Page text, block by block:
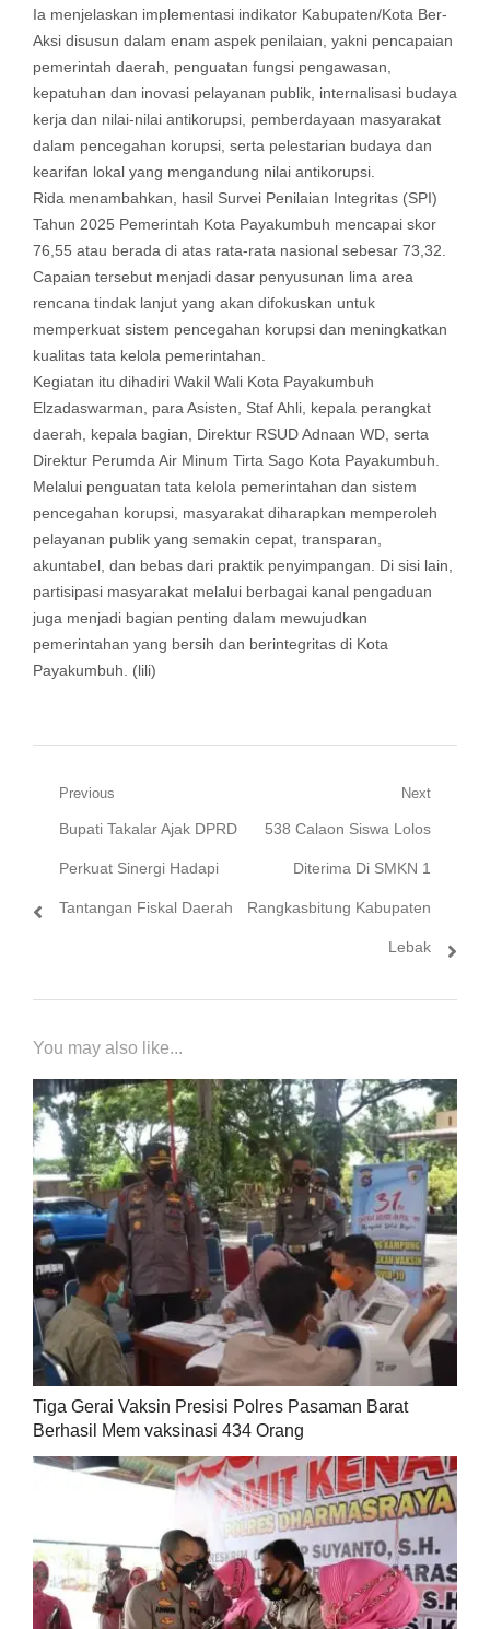
Ia menjelaskan implementasi indikator Kabupaten/Kota Ber-
Aksi disusun dalam enam aspek penilaian, yakni pencapaian
pemerintah daerah, penguatan fungsi pengawasan,
kepatuhan dan inovasi pelayanan publik, internalisasi budaya
kerja dan nilai-nilai antikorupsi, pemberdayaan masyarakat
dalam pencegahan korupsi, serta pelestarian budaya dan
kearifan lokal yang mengandung nilai antikorupsi.
Rida menambahkan, hasil Survei Penilaian Integritas (SPI)
Tahun 2025 Pemerintah Kota Payakumbuh mencapai skor
76,55 atau berada di atas rata-rata nasional sebesar 73,32.
Capaian tersebut menjadi dasar penyusunan lima area
rencana tindak lanjut yang akan difokuskan untuk
memperkuat sistem pencegahan korupsi dan meningkatkan
kualitas tata kelola pemerintahan.
Kegiatan itu dihadiri Wakil Wali Kota Payakumbuh
Elzadaswarman, para Asisten, Staf Ahli, kepala perangkat
daerah, kepala bagian, Direktur RSUD Adnaan WD, serta
Direktur Perumda Air Minum Tirta Sago Kota Payakumbuh.
Melalui penguatan tata kelola pemerintahan dan sistem
pencegahan korupsi, masyarakat diharapkan memperoleh
pelayanan publik yang semakin cepat, transparan,
akuntabel, dan bebas dari praktik penyimpangan. Di sisi lain,
partisipasi masyarakat melalui berbagai kanal pengaduan
juga menjadi bagian penting dalam mewujudkan
pemerintahan yang bersih dan berintegritas di Kota
Payakumbuh. (lili)
Navigasi
pos
Previous
Previous
post:
Bupati Takalar Ajak DPRD
Perkuat Sinergi Hadapi
Tantangan Fiskal Daerah
Next
Next
post:
538 Calaon Siswa Lolos
Diterima Di SMKN 1
Rangkasbitung Kabupaten
Lebak
You may also like...
Tiga Gerai Vaksin Presisi Polres Pasaman Barat
Berhasil Mem vaksinasi 434 Orang